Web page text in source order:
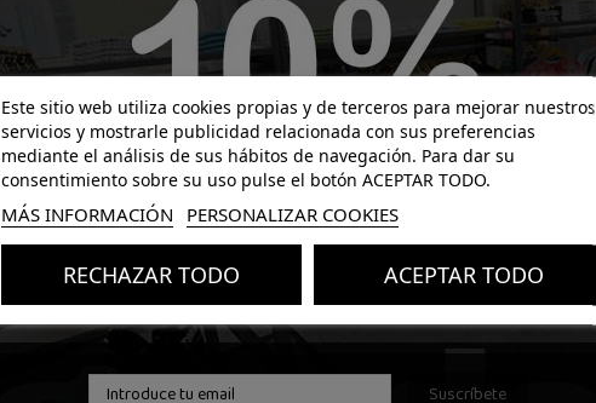
-18,00 € -12,00 €
Este sitio web utiliza cookies propias y de terceros para mejorar nuestros
servicios y mostrarle publicidad relacionada con sus preferencias
mediante el análisis de sus hábitos de navegación. Para dar su
consentimiento sobre su uso pulse el botón ACEPTAR TODO.
MÁS INFORMACIÓN PERSONALIZAR COOKIES
RECHAZAR TODO ACEPTAR TODO
Suscríbete